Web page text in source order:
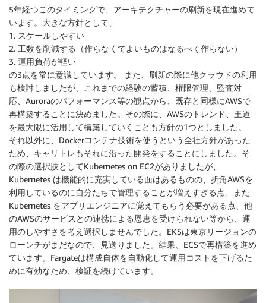
5年経つこのタイミングで、アーキテクチャーの刷新を現在進めて
います。大きな方針として、
1. スケールしやすい
2. 工数を削減する（作らなくてよいものはなるべく作らない）
3. 運用負荷が軽い
の3点を常に意識しています。 また、刷新の際に他クラウドの利用
も検討しましたが、これまでの経験の蓄積、権限管理、監査対
応、Auroraのパフォーマンス等の観点から、既存と同様にAWSで
再構築することに決めました。その際に、AWSのトレンド、王道
を最大限に活用して構築していくことも方針の1つとしました。
それ以外に、Dockerコンテナ技術を使うという全社方針があった
ため、キャリトレもそれに沿った開発をすることにしました。そ
の際の選択肢としてKubernetes on EC2がありましたが、
Kubernetes は機能的に充実している面はあるものの、折角AWSを
利用しているのに自分たちで管理することが増えすぎる点、また
Kubernetes をアプリエンジニアに覚えてもらう必要がある点、他
のAWSのサービスとの連携による恩恵を受けられない等から、運
用のしやすさを考え選択しませんでした。EKSは東京リージョンの
ローンチがまだなので、見送りました。結果、ECSで再構築を進め
ています。Fargateは構成自体を自動化して運用コストを下げるた
めに有効なため、検証を続けています。